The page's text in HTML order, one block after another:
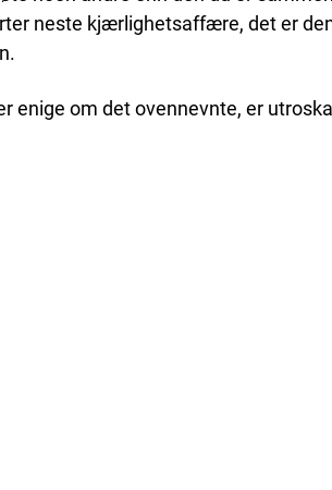
neste kjærlighetsaffære, det er
enige om det ovennevnte, er